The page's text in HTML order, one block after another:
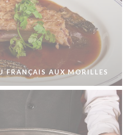
FRANÇAIS AUX MORILLES